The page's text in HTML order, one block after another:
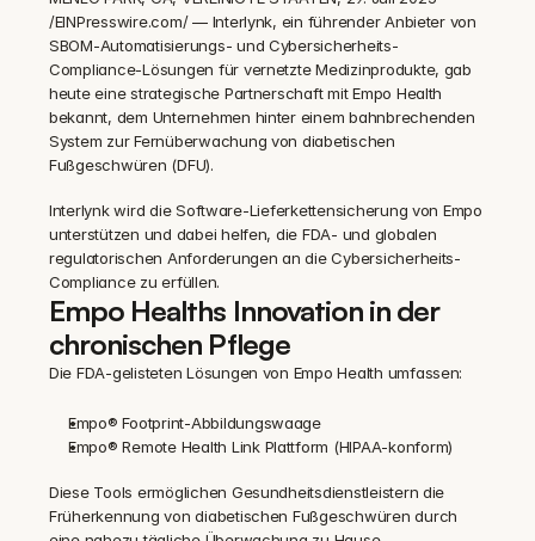
/EINPresswire.com/ — Interlynk, ein führender Anbieter von
SBOM-Automatisierungs- und Cybersicherheits-
Compliance-Lösungen für vernetzte Medizinprodukte, gab
heute eine strategische Partnerschaft mit Empo Health
bekannt, dem Unternehmen hinter einem bahnbrechenden
System zur Fernüberwachung von diabetischen
Fußgeschwüren (DFU).
Interlynk wird die Software-Lieferkettensicherung von Empo
unterstützen und dabei helfen, die FDA- und globalen
regulatorischen Anforderungen an die Cybersicherheits-
Compliance zu erfüllen.
Empo Healths Innovation in der
chronischen Pflege
Die FDA-gelisteten Lösungen von Empo Health umfassen:
Empo® Footprint-Abbildungswaage
Empo® Remote Health Link Plattform (HIPAA-konform)
Diese Tools ermöglichen Gesundheitsdienstleistern die
Früherkennung von diabetischen Fußgeschwüren durch